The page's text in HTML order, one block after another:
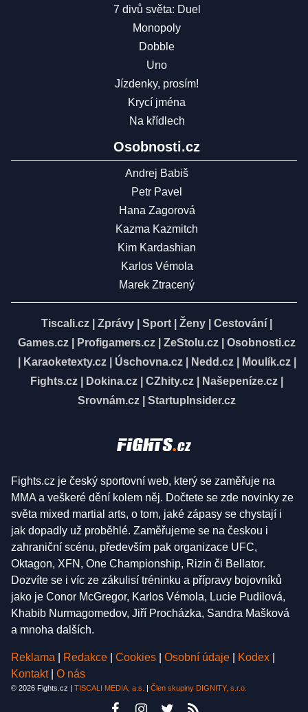
7 divů světa: Duel
Monopoly
Dobble
Uno
Jízdenky, prosím!
Krycí jména
Na křídlech
Osobnosti.cz
Andrej Babiš
Petr Pavel
Hana Zagorová
Kazma Kazmitch
Kim Kardashian
Karlos Vémola
Marek Ztracený
Tiscali.cz Zprávy Sport Ženy Cestování
Games.cz
Profigamers.cz ZeStolu.cz
Osobnosti.cz
Karaoketexty.cz| Úschovna.cz| Nedd.cz| Moulík.cz|
Fights.cz
Dokina.cz CZhity.cz Našepeníze.cz
Srovnám.cz
StartupInsider.cz
Fights.cz je český sportovní web, který se zaměřuje na
MMA a veškeré dění kolem něj. Dočtete se zde novinky ze
světa mixed martial arts, o tom, jaké zápasy se chystají i
jak dopadly už proběhlé. Zaměřujeme se na českou i
zahraniční scénu, především pak organizace UFC,
Oktagon, XFN, One Championship, Rizin či Bellator.
Dozvíte se i víc ze zákulisí tréninku a přípravy bojovníků
jako je Conor McGregor, Karlos Vémola, Lucie Pudilová,
Khabib Nurmagomedov, Jiří Procházka, Sandra Mašková
a mnoha dalších.
Reklama Redakce Cookies Osobní údaje Kodex
Kontakt
O nás
© 2026 Fights.cz | TISCALI MEDIA, a.s. | Člen skupiny DIGNITY, s.r.o.